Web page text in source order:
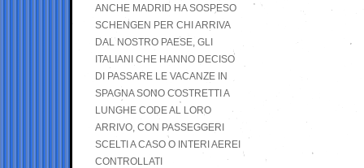
ANCHE MADRID HA SOSPESO
SCHENGEN PER CHI ARRIVA
DAL NOSTRO PAESE, GLI
ITALIANI CHE HANNO DECISO
DI PASSARE LE VACANZE IN
SPAGNA SONO COSTRETTI A
LUNGHE CODE AL LORO
ARRIVO, CON PASSEGGERI
SCELTI A CASO O INTERI AEREI
CONTROLLATI